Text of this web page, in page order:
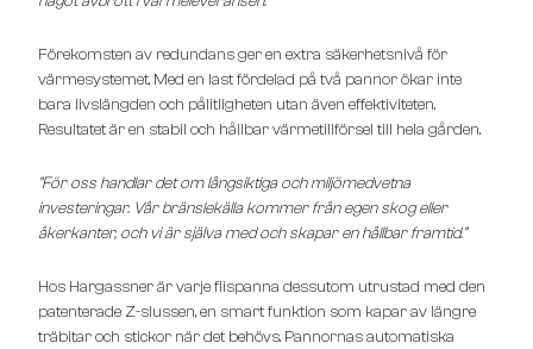
Förekomsten av redundans ger en extra säkerhetsnivå för
värmesystemet. Med en last fördelad på två pannor ökar inte
bara livslängden och pålitligheten utan även effektiviteten.
Resultatet är en stabil och hållbar värmetillförsel till hela gården.
”För oss handlar det om långsiktiga och miljömedvetna
investeringar. Vår bränslekälla kommer från egen skog eller
åkerkanter, och vi är själva med och skapar en hållbar framtid.”
Hos Hargassner är varje flispanna dessutom utrustad med den
patenterade Z-slussen, en smart funktion som kapar av längre
träbitar och stickor när det behövs. Pannornas automatiska